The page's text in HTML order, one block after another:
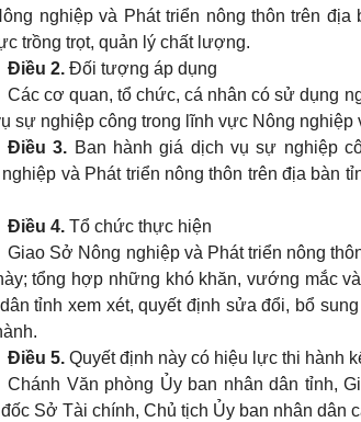
nghiệp và Phát triển nông thôn trên
trồng trọt, quản lý chất lượng.
Điều 2. Đối tượng áp dụng
Các cơ quan, tổ chức, cá nhân có sử dụng
sự nghiệp công trong lĩnh vực Nông nghiệp
Điều 3. Ban hành giá dịch vụ sự nghiệp
nghiệp và Phát triển nông thôn trên địa bàn
Điều 4. Tổ chức thực hiện
Giao Sở Nông nghiệp và Phát triển nông
tổng hợp những khó khăn, vướng mắc
tỉnh xem xét, quyết định sửa đổi, bổ
Điều 5. Quyết định này có hiệu lực thi hành
Chánh Văn phòng Ủy ban nhân dân tỉnh,
Sở Tài chính, Chủ tịch Ủy ban nhân dân